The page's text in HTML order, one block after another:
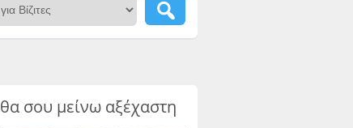
θα σου μείνω αξέχαστη